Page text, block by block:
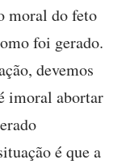
moral do feto
foi gerado.
devemos
imoral abortar
é que a